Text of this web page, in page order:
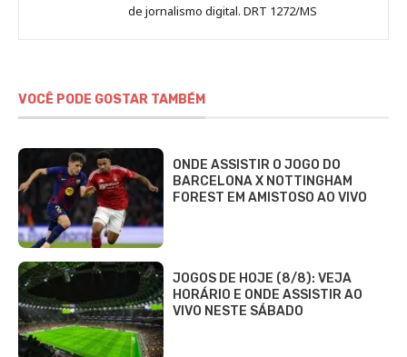
de jornalismo digital. DRT 1272/MS
VOCÊ PODE GOSTAR TAMBÉM
ONDE ASSISTIR O JOGO DO
BARCELONA X NOTTINGHAM
FOREST EM AMISTOSO AO VIVO
JOGOS DE HOJE (8/8): VEJA
HORÁRIO E ONDE ASSISTIR AO
VIVO NESTE SÁBADO